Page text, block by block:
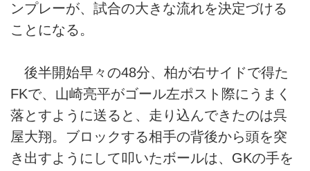
ンプレーが、試合の大きな流れを決定づける
ことになる。
後半開始早々の48分、柏が右サイドで得た
FKで、山崎亮平がゴール左ポスト際にうまく
落とすように送ると、走り込んできたのは呉
屋大翔。ブロックする相手の背後から頭を突
き出すようにして叩いたボールは、GKの手を